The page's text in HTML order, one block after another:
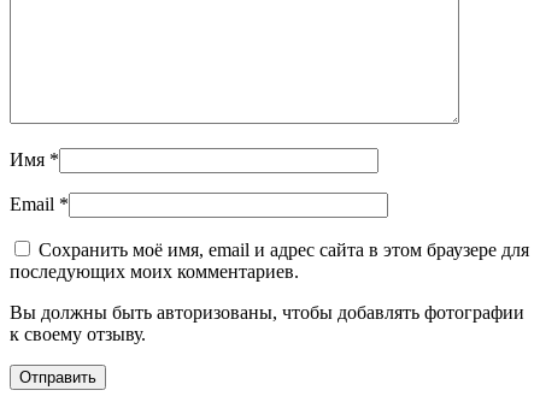
Имя *
Email *
Сохранить моё имя, email и адрес сайта в этом браузере для
последующих моих комментариев.
Вы должны быть авторизованы, чтобы добавлять фотографии
к своему отзыву.